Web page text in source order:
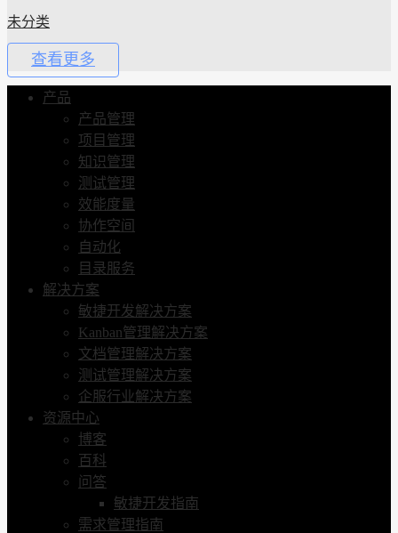
未分类
查看更多
产品
产品管理
项目管理
知识管理
测试管理
效能度量
协作空间
自动化
目录服务
解决方案
敏捷开发解决方案
Kanban管理解决方案
文档管理解决方案
测试管理解决方案
企服行业解决方案
资源中心
博客
百科
问答
敏捷开发指南
需求管理指南